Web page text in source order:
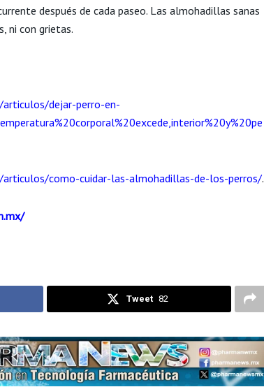
después de cada paseo. Las almohadillas sanas
ni con grietas.
dejar-perro-en-
como-cuidar-las-almohadillas-de-los-perros/.
Tweet 82